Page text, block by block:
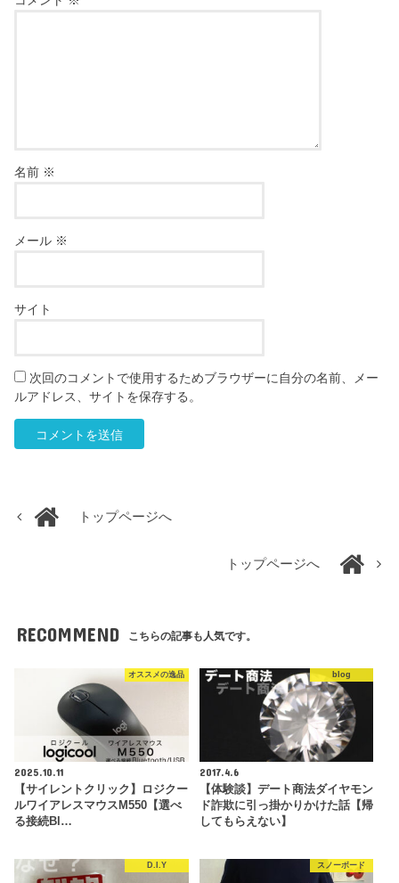
名前 ※
メール ※
サイト
次回のコメントで使用するためブラウザーに自分の名前、メー
ルアドレス、サイトを保存する。
トップページへ
トップページへ
RECOMMEND こちらの記事も人気です。
オススメの逸品
2025.10.11
【サイレントクリック】ロジクー
ルワイアレスマウスM550【選べ
る接続Bl…
blog
2017.4.6
【体験談】デート商法ダイヤモン
ド詐欺に引っ掛かりかけた話【帰
してもらえない】
D.I.Y スノーボード